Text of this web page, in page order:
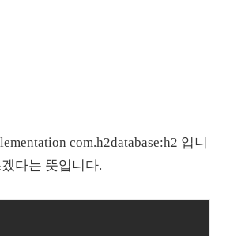
com.h2database:h2 입니
다는 뜻입니다.